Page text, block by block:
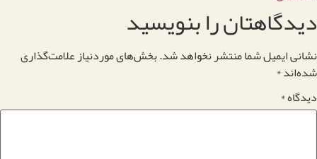
دیدگاهتان را بنویسید
نشانی ایمیل شما منتشر نخواهد شد.بخش‌های موردنیاز علامت‌گذاری
شده‌اند*
دیدگاه*